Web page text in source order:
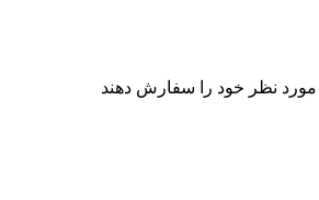
نظر خود را سفارش دهند